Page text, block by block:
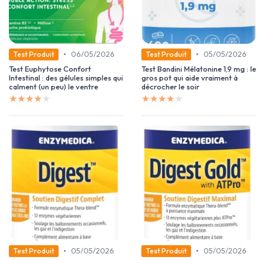
Test Produit •
06/05/2026
Test Euphytose Confort
Intestinal : des gélules simples qui
calment (un peu) le ventre
★★★★★
★★★★★
Test Produit •
05/05/2026
Test Bandini Mélatonine 1,9 mg : le
gros pot qui aide vraiment à
décrocher le soir
★★★★★
★★★★★
Test Produit •
05/05/2026
Test Produit •
05/05/2026